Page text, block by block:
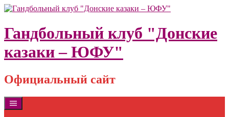
Skip
content
Гандбольный клуб "Донские
казаки – ЮФУ"
Официальный сайт